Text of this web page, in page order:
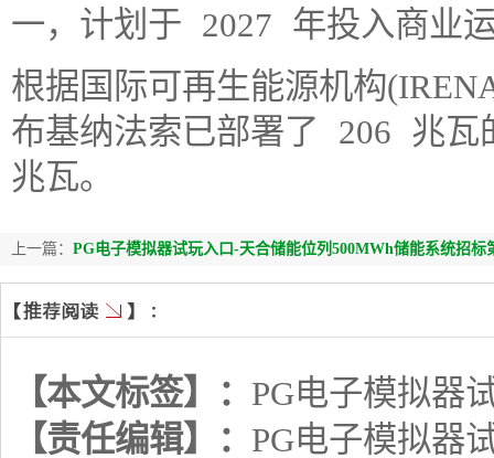
一，计划于 2027 年投入商业
根据国际可再生能源机构
布基纳法索已部署了 206 兆瓦
兆瓦。
上一篇： PG电子模拟器试玩入口-天合储能位列500MWh储能系统招标
【本文标签】： PG电子模拟器
【责任编辑】： PG电子模拟器